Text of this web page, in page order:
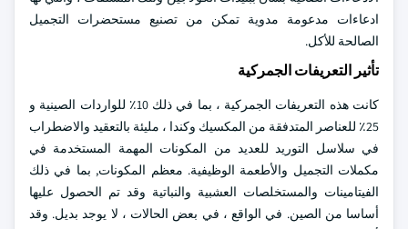
ادعاءات مدعومة مدوية تمكن من تصنيع مستحضرات التجميل
الصالحة للأكل.
تأثير التعريفات الجمركية
كانت هذه التعريفات الجمركية ، بما في ذلك 10٪ للواردات الصينية و
25٪ للعناصر المتدفقة من المكسيك وكندا ، مليئة بالتعقيد والاضطراب
في سلاسل التوريد للعديد من المكونات المهمة المستخدمة في
مكملات التجميل والأطعمة الوظيفية. معظم المكونات, بما في ذلك
الفيتامينات والمستخلصات العشبية والنباتية وقد تم الحصول عليها
أساسا من الصين. في الواقع ، في بعض الحالات ، لا يوجد بديل. وقد